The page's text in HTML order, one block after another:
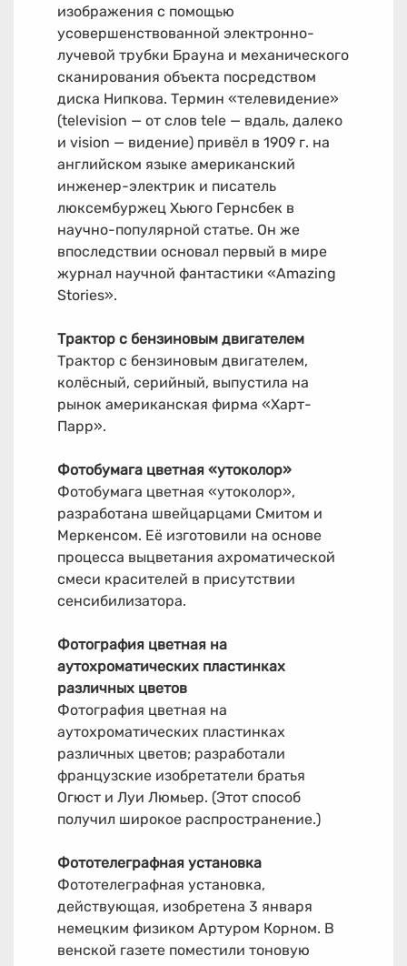
изображения с помощью
усовершенствованной электронно-
лучевой трубки Брауна и механического
сканирования объекта посредством
диска Нипкова. Термин «телевидение»
(television — от слов tele — вдаль, далеко
и vision — видение) привёл в 1909 г. на
английском языке американский
инженер-электрик и писатель
люксембуржец Хьюго Гернсбек в
научно-популярной статье. Он же
впоследствии основал первый в мире
журнал научной фантастики «Amazing
Stories».
Трактор с бензиновым двигателем
Трактор с бензиновым двигателем,
колёсный, серийный, выпустила на
рынок американская фирма «Харт-
Парр».
Фотобумага цветная «утоколор»
Фотобумага цветная «утоколор»,
разработана швейцарцами Смитом и
Меркенсом. Её изготовили на основе
процесса выцветания ахроматической
смеси красителей в присутствии
сенсибилизатора.
Фотография цветная на
аутохроматических пластинках
различных цветов
Фотография цветная на
аутохроматических пластинках
различных цветов; разработали
французские изобретатели братья
Огюст и Луи Люмьер. (Этот способ
получил широкое распространение.)
Фототелеграфная установка
Фототелеграфная установка,
действующая, изобретена 3 января
немецким физиком Артуром Корном. В
венской газете поместили тоновую